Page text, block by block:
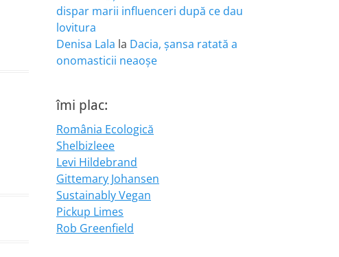
dispar marii influenceri după ce dau
lovitura
Denisa Lala la Dacia, șansa ratată a
onomasticii neaoșe
îmi plac:
România Ecologică
Shelbizleee
Levi Hildebrand
Gittemary Johansen
Sustainably Vegan
Pickup Limes
Rob Greenfield